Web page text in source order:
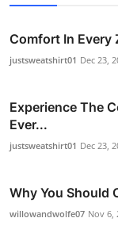
Comfort In Every
justsweatshirt01 Dec 23,
Experience The
Ever...
justsweatshirt01 Dec 23,
Why You Should
willowandwolfe07 Nov 6,